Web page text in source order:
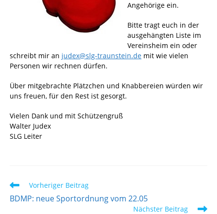
Angehörige ein.
Bitte tragt euch in der
ausgehängten Liste im
Vereinsheim ein oder
schreibt mir an judex@slg-traunstein.de mit wie vielen
Personen wir rechnen dürfen.
Über mitgebrachte Plätzchen und Knabbereien würden wir
uns freuen, für den Rest ist gesorgt.
Vielen Dank und mit Schützengruß
Walter Judex
SLG Leiter
Weitere
Artikel
ansehen
Vorheriger Beitrag
BDMP: neue Sportordnung vom 22.05
Nächster Beitrag